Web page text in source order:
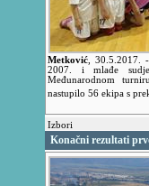
Metković 30.5.2017.
2007. i mlađe
Međunarodnom
nastupilo 56 ekipa s
Izbori
Konačni rezultati